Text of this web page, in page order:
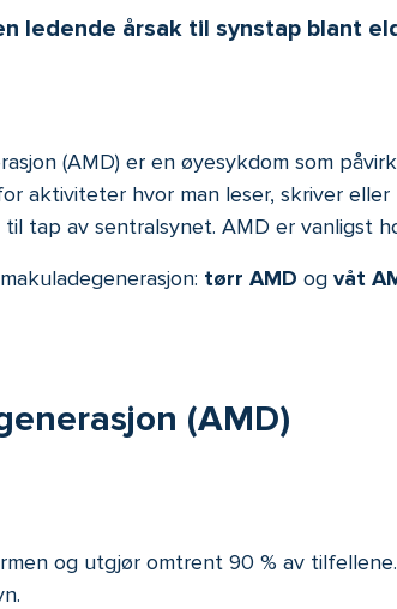
ledende årsak til synstap blant
(AMD) er en øyesykdom som
aktiviteter hvor man leser, skriver
tap av sentralsynet. AMD er vanligst
tørr AMD og våt
(AMD)
og utgjør omtrent 90 % av